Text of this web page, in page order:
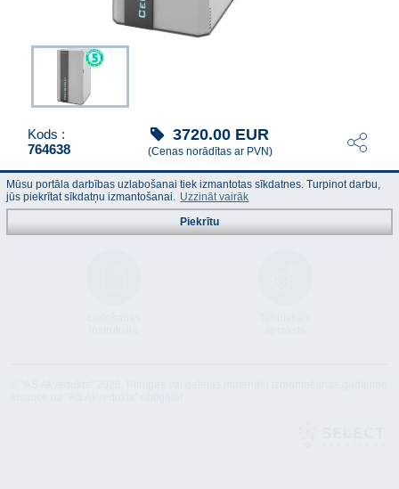
Kods :
764638
3720.00 EUR
(Cenas norādītas ar PVN)
Mūsu portāla darbības uzlabošanai tiek izmantotas sīkdatnes. Turpinot darbu,
jūs piekrītat sīkdatņu izmantošanai. Uzzināt vairāk
Piekrītu